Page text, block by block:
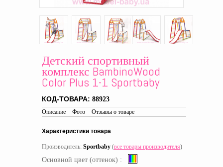
Детский спортивный
комплекс BambinoWood
Color Plus 1-1 Sportbaby
КОД-ТОВАРА: 88923
Описание Фото Отзывы о товаре
Характеристики товара
Производитель: Sportbaby (все товары производителя)
Основной цвет (оттенок) :